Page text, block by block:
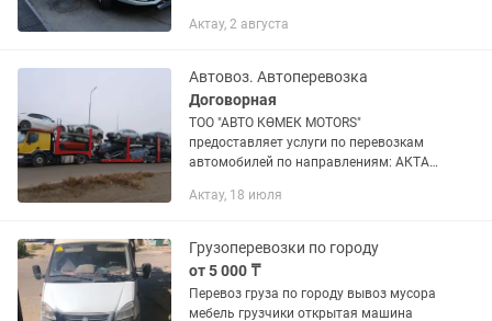
"под ключ", а именно, со всеми
Заключение...
Актау, 2 августа
Автовоз. Автоперевозка
Договорная
ТОО "АВТО КӨМЕК MOTORS"
предоставляет услуги по перевозкам
автомобилей по направлениям: АКТАУ
МОСКВА АКТАУ - ШЫМКЕНТ АКТАУ -
Актау, 18 июля
Грузоперевозки по городу
от 5 000 ₸
Перевоз груза по городу вывоз мусора
мебель грузчики открытая машина